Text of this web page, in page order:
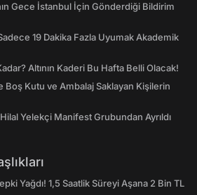
Gece İstanbul İçin Gönderdiği Bildirim
19 Dakika Fazla Uyumak Akademik
Altının Kaderi Bu Hafta Belli Olacak!
Boş Kutu ve Ambalaj Saklayan Kişilerin
Hilal Yelekçi Manifest Grubundan Ayrıldı
Yağdı! 1,5 Saatlik Süreyi Aşana 2 Bin TL